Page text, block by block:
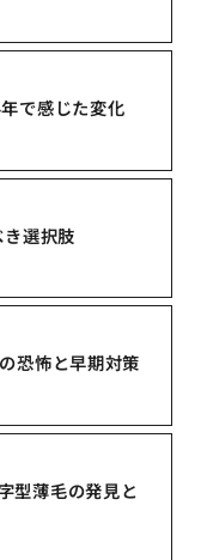
で感じた変化
選択肢
恐怖と早期対策
型薄毛の発見と